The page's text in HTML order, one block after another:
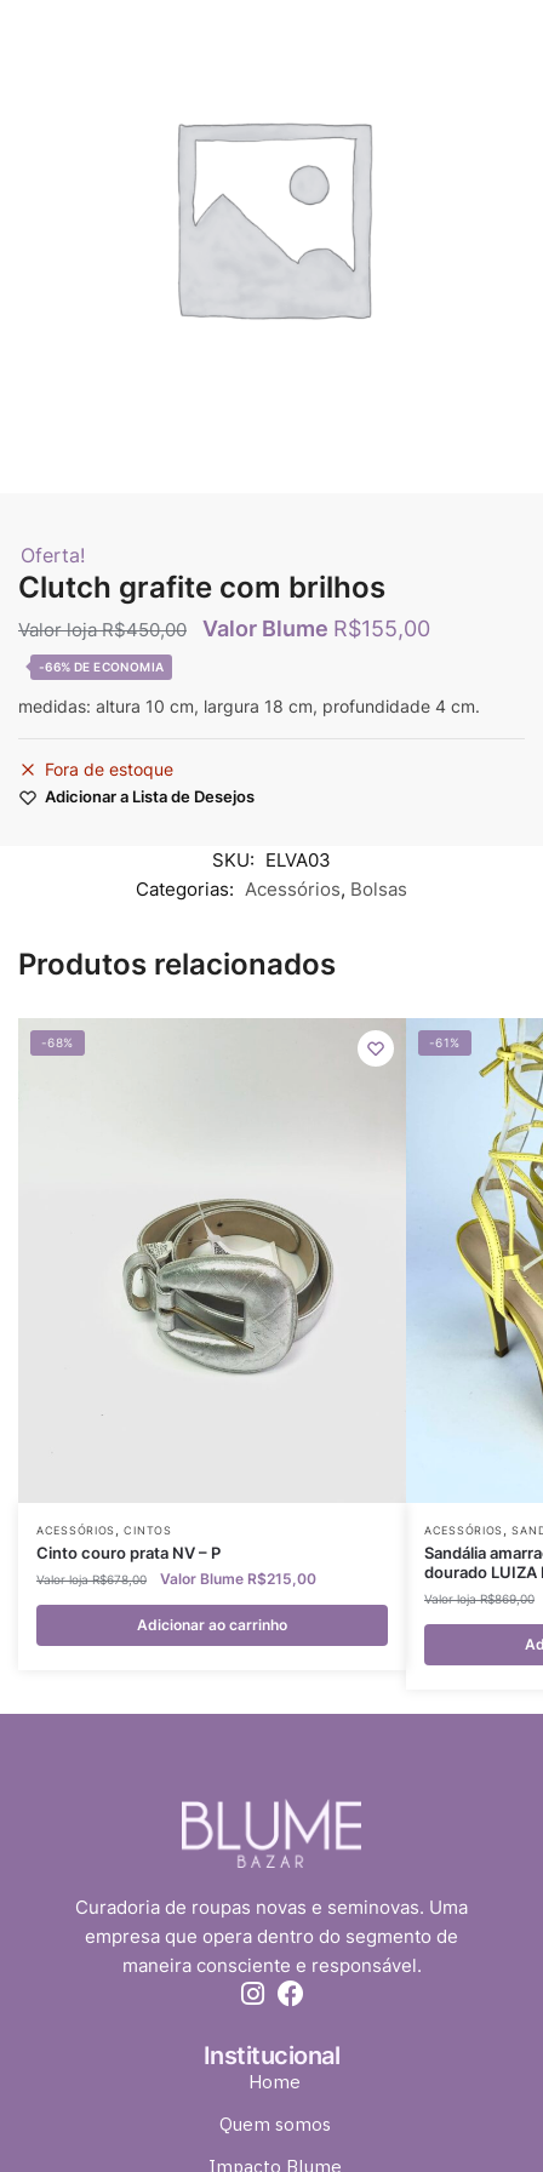
Oferta!
Clutch grafite com brilhos
R$450,00 R$155,00
-66%
medidas: altura 10 cm, largura 18 cm, profundidade 4 cm.
Fora de estoque
Adicionar a Lista de Desejos
SKU: ELVA03
Categorias: Acessórios, Bolsas
Produtos relacionados
-68%
ACESSÓRIOS ,CINTOS
Cinto couro prata NV – P
R$678,00 R$215,00
Adicionar ao carrinho
-61%
ACESSÓRIOS ,
Sandália
dourado LUIZA
R$869,00
Curadoria de roupas novas e seminovas. Uma
empresa que opera dentro do segmento de
maneira consciente e responsável.
Institucional
Home
Quem somos
Impacto Blume